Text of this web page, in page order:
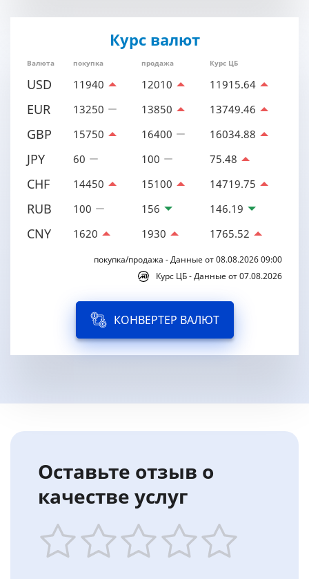
Курс валют
Валюта покупка продажа Курс ЦБ
USD 11940 12010 11915.64
EUR 13250 13850 13749.46
GBP 15750 16400 16034.88
JPY 60 100 75.48
CHF 14450 15100 14719.75
RUB 100 156 146.19
CNY 1620 1930 1765.52
покупка/продажа - Данные от 08.08.2026 09:00
Курс ЦБ - Данные от 07.08.2026
КОНВЕРТЕР ВАЛЮТ
Оставьте отзыв о
качестве услуг